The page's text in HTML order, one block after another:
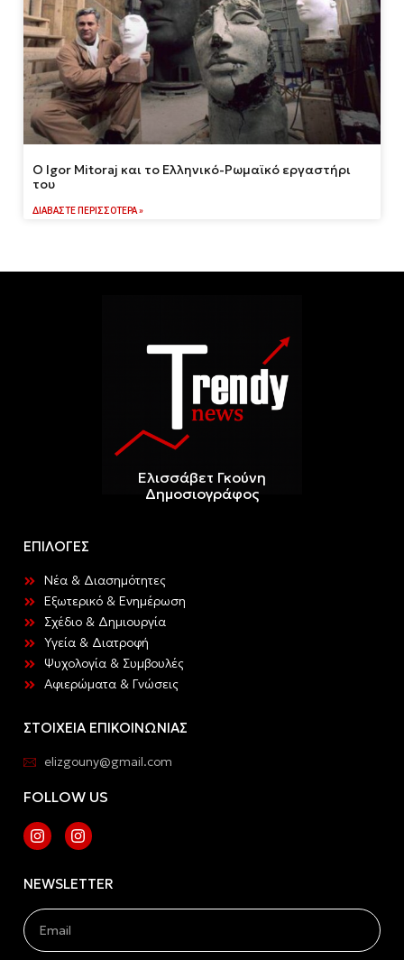
Ο Igor Mitoraj και το Ελληνικό-Ρωμαϊκό εργαστήρι
του
ΔΙΑΒΆΣΤΕ ΠΕΡΙΣΣΌΤΕΡΑ »
Ελισσάβετ Γκούνη
Δημοσιογράφος
ΕΠΙΛΟΓΕΣ
Νέα & Διασημότητες
Εξωτερικό & Ενημέρωση
Σχέδιο & Δημιουργία
Υγεία & Διατροφή
Ψυχολογία & Συμβουλές
Αφιερώματα & Γνώσεις
ΣΤΟΙΧΕΙΑ ΕΠΙΚΟΙΝΩΝΙΑΣ
elizgouny@gmail.com
FOLLOW US
NEWSLETTER